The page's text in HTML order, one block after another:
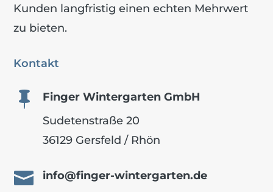
Kunden langfristig einen echten Mehrwert
zu bieten.
Kontakt

Finger Wintergarten GmbH
Sudetenstraße 20
36129 Gersfeld / Rhön

info@finger-wintergarten.de